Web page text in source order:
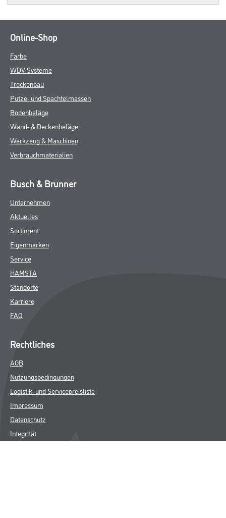
Online-Shop
Farbe
WDV-Systeme
Trockenbau
Putze- und Spachtelmassen
Bodenbeläge
Wand- & Deckenbeläge
Werkzeug & Maschinen
Verbrauchmaterialien
Busch & Brunner
Unternehmen
Aktuelles
Sortiment
Eigenmarken
Service
HAMSTA
Standorte
Karriere
FAQ
Rechtliches
AGB
Nutzungsbedingungen
Logistik- und Servicepreisliste
Impressum
Datenschutz
Integrität